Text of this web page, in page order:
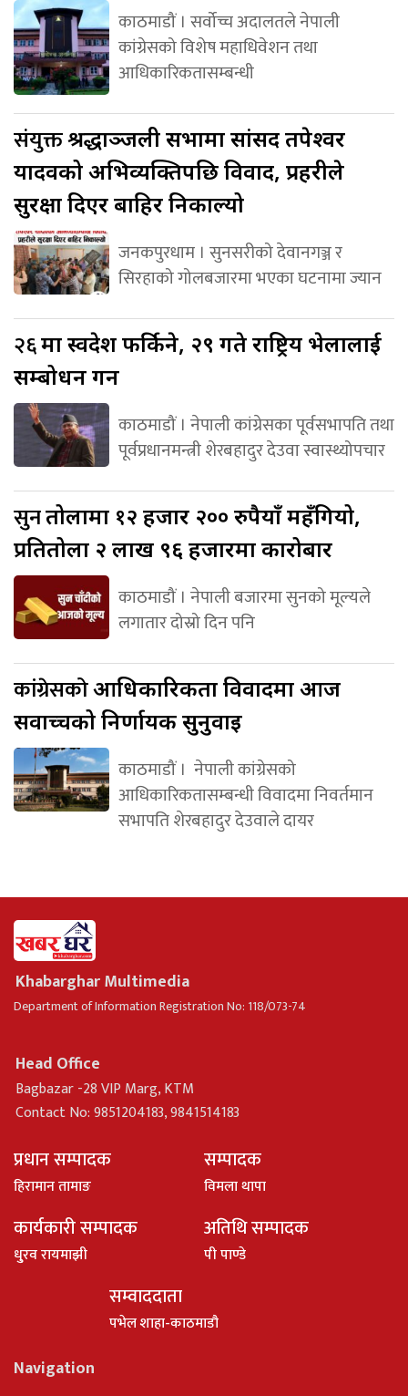
काठमाडौं । सर्वोच्च अदालतले नेपाली
कांग्रेसको विशेष महाधिवेशन तथा
आधिकारिकतासम्बन्धी
संयुक्तश्रद्धाञ्जली सभामा सांसद तपेश्वर
यादवको अभिव्यक्तिपछि विवाद, प्रहरीले
सुरक्षा दिएर बाहिर निकाल्यो
जनकपुरधाम । सुनसरीको देवानगञ्ज र
सिरहाको गोलबजारमा भएका घटनामा ज्यान
२६मा स्वदेश फर्किने, २९ गते राष्ट्रिय भेलालाई
सम्बोधन गर्ने
काठमाडौं । नेपाली कांग्रेसका पूर्वसभापति तथा
पूर्वप्रधानमन्त्री शेरबहादुर देउवा स्वास्थ्योपचार
सुनतोलामा १२ हजार २०० रुपैयाँ महँगियो,
प्रतितोला २ लाख ९६ हजारमा कारोबार
काठमाडौं । नेपाली बजारमा सुनको मूल्यले
लगातार दोस्रो दिन पनि
कांग्रेसकोआधिकारिकता विवादमा आज
सर्वोच्चको निर्णायक सुनुवाइ
काठमाडौं । नेपाली कांग्रेसको
आधिकारिकतासम्बन्धी विवादमा निवर्तमान
सभापति शेरबहादुर देउवाले दायर
Khabarghar Multimedia
Department of Information Registration No: 118/073-74
Head Office
Bagbazar -28 VIP Marg, KTM
Contact No: 9851204183, 9841514183
प्रधान सम्पादक
हिरामान तामाङ
सम्पादक
विमला थापा
कार्यकारी सम्पादक
धु्रव रायमाझी
अतिथि सम्पादक
पी पाण्डे
सम्वाददाता
पभेल शाहा-काठमाडौ
Navigation